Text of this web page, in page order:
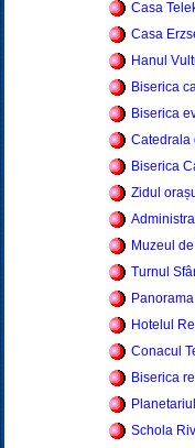
Casa
Casa
Hanul
Biserica
Biserica
Catedrala
Biserica
Zidul
Muzeul
Turnul
Hotelul
Conacul
Biserica
Planetariul
Schola